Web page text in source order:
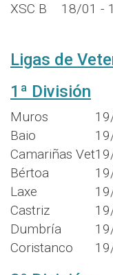
XSC B
18/01 -
Ligas de
1ª División
Muros
Baio
Camariñas Vet
Bértoa
Laxe
Castriz
Dumbría
Coristanco